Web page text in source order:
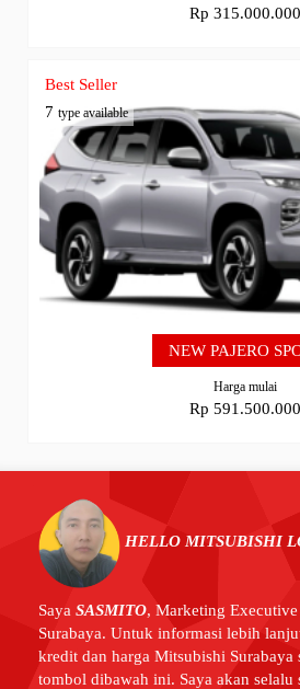
Rp 315.000.000
Best Seller
7 type available
NEW PAJERO
Harga mulai
Rp 591.500.000
HELLO MITSUBISHI
Saya SASMITO, Marketing
Surabaya. Untuk informasi lebih
kredit dan harga Mitsubishi
tombol dibawah ini. Saya akan selalu